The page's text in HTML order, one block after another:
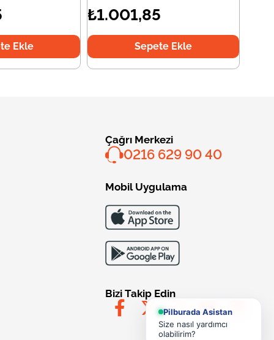
Ekle
₺1.001,85
Sepete Ekle
Çağrı Merkezi
0216 629 90 40
Mobil Uygulama
Bizi Takip Edin
Pilburada Asistan
Size nasıl yardımcı
olabilirim?